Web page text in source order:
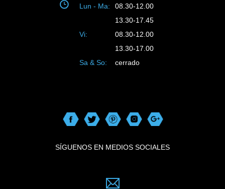
Lun - Ma:
08.30-12.00
13.30-17.45
Vi:
08.30-12.00
13.30-17.00
Sa & So:
cerrado
SÍGUENOS EN MEDIOS SOCIALES